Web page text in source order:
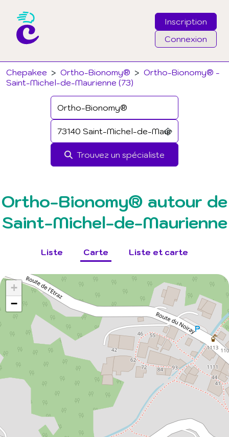
Inscription
Connexion
Chepakee > Ortho-Bionomy® > Ortho-Bionomy® -
Saint-Michel-de-Maurienne (73)
Trouvez un spécialiste
Email
Mot de passe
J'ai oublié mon mot de passe
Connexion
Ortho-Bionomy® autour de
Saint-Michel-de-Maurienne
Liste Carte Liste et carte
+
−